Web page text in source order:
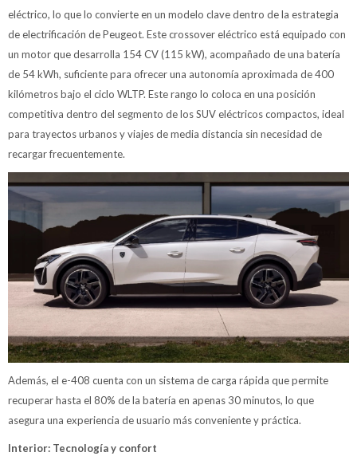
eléctrico, lo que lo convierte en un modelo clave dentro de la estrategia
de electrificación de Peugeot. Este crossover eléctrico está equipado con
un motor que desarrolla 154 CV (115 kW), acompañado de una batería
de 54 kWh, suficiente para ofrecer una autonomía aproximada de 400
kilómetros bajo el ciclo WLTP. Este rango lo coloca en una posición
competitiva dentro del segmento de los SUV eléctricos compactos, ideal
para trayectos urbanos y viajes de media distancia sin necesidad de
recargar frecuentemente.
Además, el e-408 cuenta con un sistema de carga rápida que permite
recuperar hasta el 80% de la batería en apenas 30 minutos, lo que
asegura una experiencia de usuario más conveniente y práctica.
Interior: Tecnología y confort